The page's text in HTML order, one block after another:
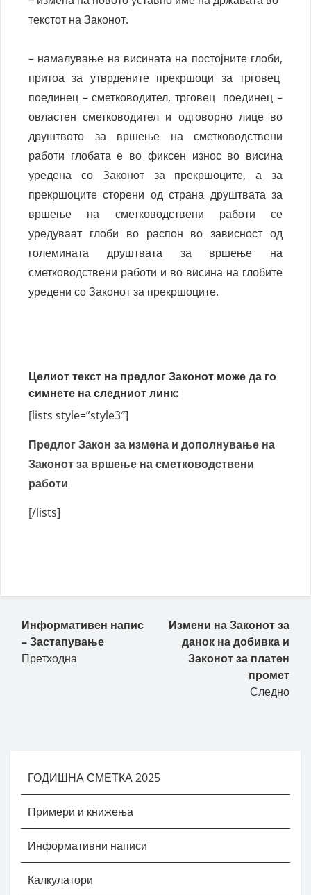
текстот на Законот.
– намалување на висината на постојните глоби,
притоа за утврдените прекршоци за трговец
поединец – сметководител, трговец поединец –
овластен сметководител и одговорно лице во
друштвото за вршење на сметководствени
работи глобата е во фиксен износ во висина
уредена со Законот за прекршоците, а за
прекршоците сторени од страна друштвата за
вршење на сметководствени работи се
уредуваат глоби во распон во зависност од
големината друштвата за вршење на
сметководствени работи и во висина на глобите
уредени со Законот за прекршоците.
Целиот текст на предлог Законот може да го
симнете на следниот линк:
[lists style=”style3″]
Предлог Закон за измена и дополнување на
Законот за вршење на сметководствени
работи
[/lists]
Информативен напис
– Застапување
Претходна
Измени на Законот за
данок на добивка и
Законот за платен
промет
Следно
ГОДИШНА СМЕТКА 2025
Примери и книжења
Информативни написи
Калкулатори